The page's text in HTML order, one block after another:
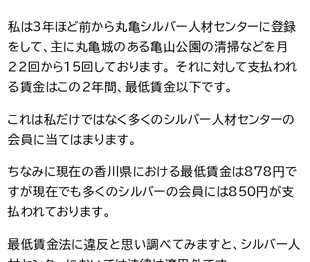
私は3年ほど前から丸亀シルバー人材センターに登録
をして、主に丸亀城のある亀山公園の清掃などを月
22回から15回しております。 それに対して支払われ
る賃金はこの2年間、最低賃金以下です。
これは私だけではなく多くのシルバー人材センターの
会員に当てはまります。
ちなみに現在の香川県における最低賃金は878円で
すが現在でも多くのシルバーの会員には850円が支
払われております。
最低賃金法に違反と思い調べてみますと、シルバー人